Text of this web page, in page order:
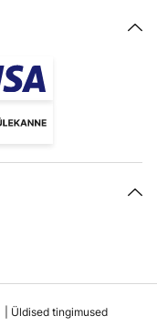
Üldised tingimused